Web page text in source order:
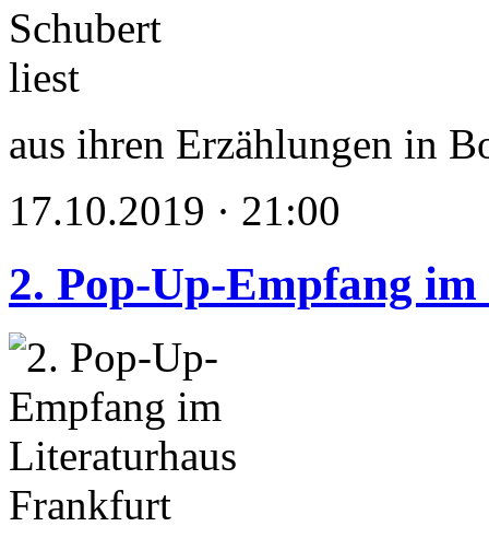
aus ihren Erzählungen in
17.10.2019 · 21:00
2. Pop-Up-Empfang